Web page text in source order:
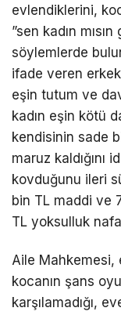
evlendiklerini,
”sen kadın
söylemlerde
ifade veren
eşin tutum ve
kadın eşin kötü
kendisinin sade
maruz kaldığını
kovduğunu ileri
bin TL maddi ve
TL yoksulluk
Aile Mahkemesi,
kocanın şans
karşılamadığı,